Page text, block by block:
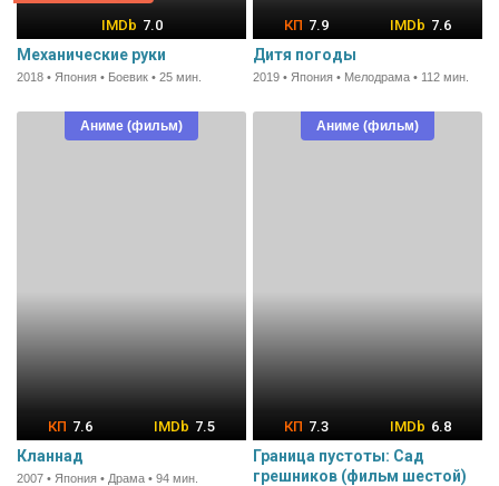
7.0
Механические руки
2018 • Япония • Боевик • 25 мин.
7.9 7.6
Дитя погоды
2019 • Япония • Мелодрама • 112 мин.
Аниме (фильм)
7.6 7.5
Кланнад
2007 • Япония • Драма • 94 мин.
Аниме (фильм)
7.3 6.8
Граница пустоты: Сад
грешников (фильм шестой)